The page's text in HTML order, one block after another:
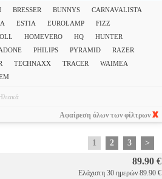
BRESSER BUNNYS
CARNAVALISTA
ESTIA EUROLAMP
FIZZ
HOMEVERO HQ
HUNTER
PHILIPS PYRAMID
RAZER
TECHNAXX TRACER
WAIMEA
Αφαίρεση όλων των φίλτρων
1 2 3
>
89.90 €
Ελάχιστη 30 ημερών 89.90 €